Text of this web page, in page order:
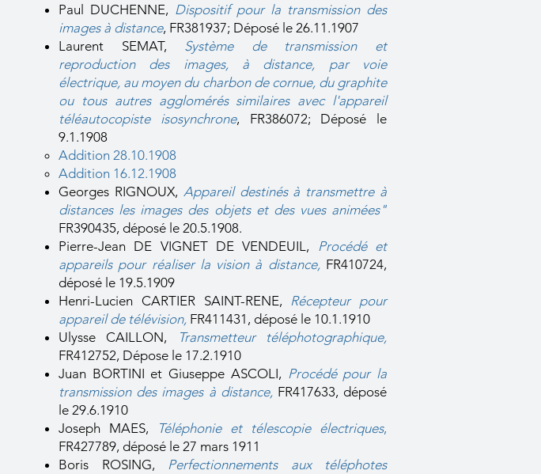
Paul DUCHENNE, Dispositif pour la transmission des
images à distance, FR381937; Déposé le 26.11.1907
Laurent SEMAT, Système de transmission et
reproduction des images, à distance, par voie
électrique, au moyen du charbon de cornue, du graphite
ou tous autres agglomérés similaires avec l'appareil
téléautocopiste isosynchrone, FR386072; Déposé le
9.1.1908
Addition 28.10.1908
Addition 16.12.1908
Georges RIGNOUX, Appareil destinés à transmettre à
distances les images des objets et des vues animées"
FR390435, déposé le 20.5.1908.
Pierre-Jean DE VIGNET DE VENDEUIL, Procédé et
appareils pour réaliser la vision à distance,FR410724,
déposé le 19.5.1909
Henri-Lucien CARTIER SAINT-RENE, Récepteur pour
appareil de télévision, FR411431, déposé le 10.1.1910
Ulysse CAILLON,
Transmetteur téléphotographique,
FR412752, Dépose le 17.2.1910
Juan BORTINI et Giuseppe ASCOLI, Procédé pour la
transmission des images à distance,FR417633, déposé
le 29.6.1910
Joseph MAES,
Téléphonie et télescopie électriques,
FR427789, déposé le 27 mars 1911
Boris ROSING, Perfectionnements aux téléphotes